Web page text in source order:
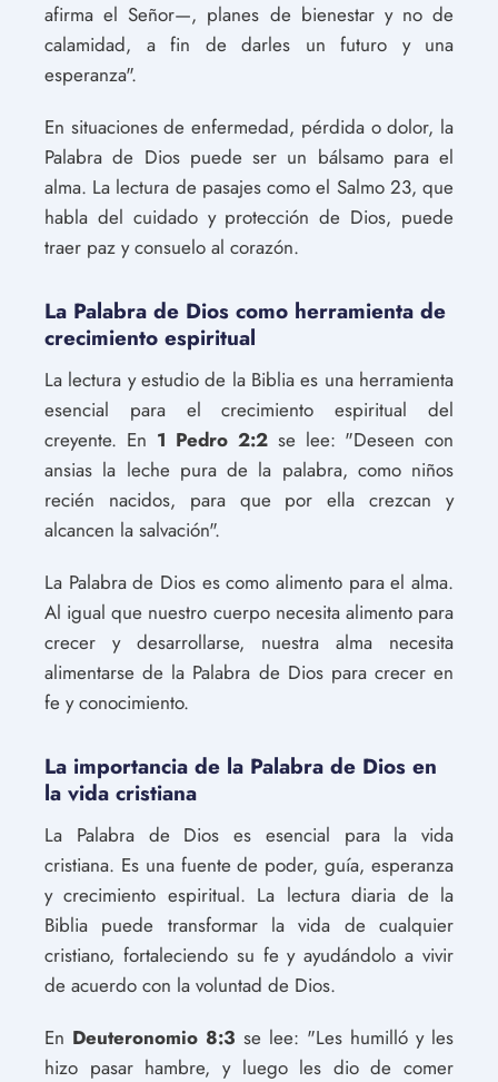
afirma el Señor—, planes de bienestar y no de
calamidad, a fin de darles un futuro y una
esperanza".
En situaciones de enfermedad, pérdida o dolor, la
Palabra de Dios puede ser un bálsamo para el
alma. La lectura de pasajes como el Salmo 23, que
habla del cuidado y protección de Dios, puede
traer paz y consuelo al corazón.
La Palabra de Dios como herramienta de
crecimiento espiritual
La lectura y estudio de la Biblia es una herramienta
esencial para el crecimiento espiritual del
creyente. En 1 Pedro 2:2 se lee: "Deseen con
ansias la leche pura de la palabra, como niños
recién nacidos, para que por ella crezcan y
alcancen la salvación".
La Palabra de Dios es como alimento para el alma.
Al igual que nuestro cuerpo necesita alimento para
crecer y desarrollarse, nuestra alma necesita
alimentarse de la Palabra de Dios para crecer en
fe y conocimiento.
La importancia de la Palabra de Dios en
la vida cristiana
La Palabra de Dios es esencial para la vida
cristiana. Es una fuente de poder, guía, esperanza
y crecimiento espiritual. La lectura diaria de la
Biblia puede transformar la vida de cualquier
cristiano, fortaleciendo su fe y ayudándolo a vivir
de acuerdo con la voluntad de Dios.
En Deuteronomio 8:3 se lee: "Les humilló y les
hizo pasar hambre, y luego les dio de comer